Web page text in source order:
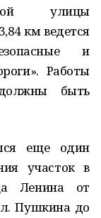
улицы
км ведется
и
Работы
быть
еще один
участок в
Ленина от
Пушкина до